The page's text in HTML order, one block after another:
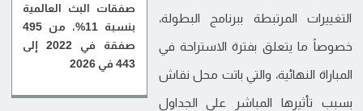
صفقات البث العالمية
بنسبة 11%، من 495
صفقة في 2022 إلى
443 في 2026
التغييرات المرتبطة ببرنامج البطولة،
خصوصاً ما يتعلق بفترة الاستراحة في
المباراة النهائية، والتي باتت محل نقاش
بسبب تأثيرها المباشر على الجداول